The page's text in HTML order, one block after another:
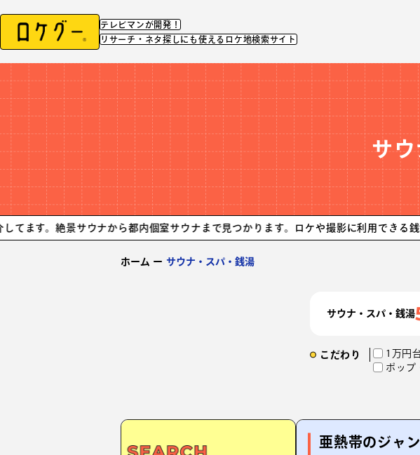
テレビマンが開発！
リサーチ・ネタ探しにも使えるロケ地検索サイト
サ
景サウナから都内個室サウナまで見つかります。ロケや撮影に利用できる銭湯、サウ
ホーム ー サウナ・スパ・銭湯
サウナ・スパ・銭湯
こだわり 1万円
ポップ
亜熱帯のジャ